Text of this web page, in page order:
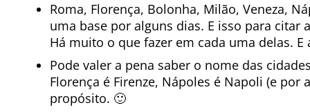
Roma, Florença, Bolonha, Milão, Veneza,
uma base por alguns dias. E isso para citar
Há muito o que fazer em cada uma delas. E
Pode valer a pena saber o nome das
Florença é Firenze, Nápoles é Napoli (e
propósito. 🙂